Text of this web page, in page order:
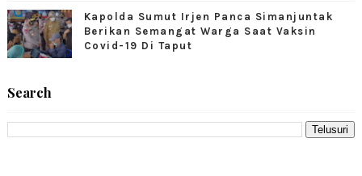
Kapolda Sumut Irjen Panca Simanjuntak
Berikan Semangat Warga Saat Vaksin
Covid-19 Di Taput
Search